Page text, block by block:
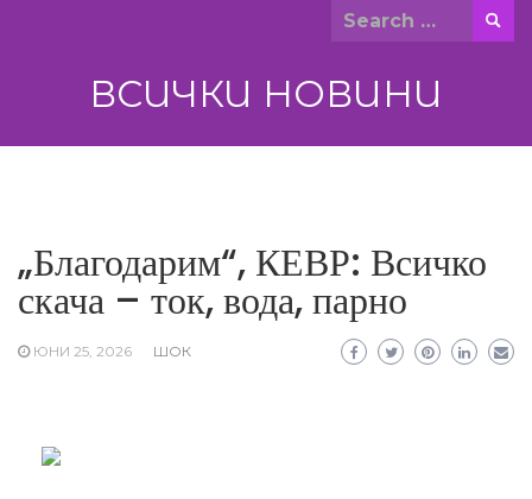
Search
ВСИЧКИ НОВИНИ
„Благодарим“, КЕВР: Всичко
скача – ток, вода, парно
ЮНИ 25, 2026 ШОК